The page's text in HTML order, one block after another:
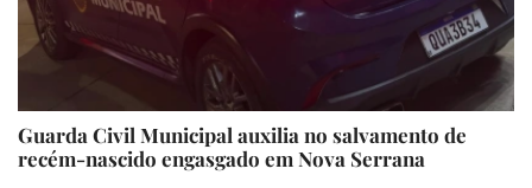
Guarda Civil Municipal auxilia no salvamento de
recém-nascido engasgado em Nova Serrana